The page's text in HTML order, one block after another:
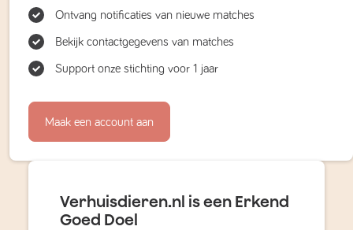
Ontvang notificaties van nieuwe matches
Bekijk contactgegevens van matches
Support onze stichting voor 1 jaar
Maak een account aan
Verhuisdieren.nl is een Erkend
Goed Doel